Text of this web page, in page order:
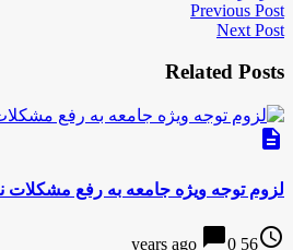
Previous Post
Next Post
Related Posts
description
لزوم توجه ویژه جامعه به رفع مشکلات
access_time
56 years ago
chat_bubble0